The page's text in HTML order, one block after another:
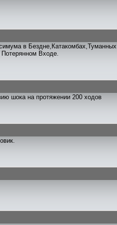
в
Входе.
шока на протяжении 200 ходов